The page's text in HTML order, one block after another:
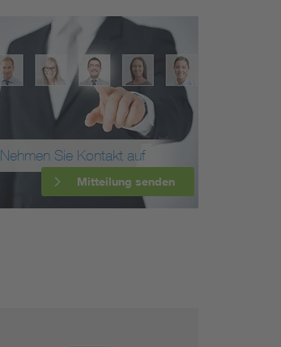
Nehmen Sie Kontakt auf
Mitteilung senden